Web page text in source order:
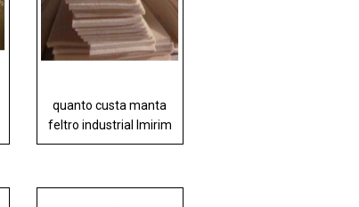
quanto custa manta
feltro industrial Imirim